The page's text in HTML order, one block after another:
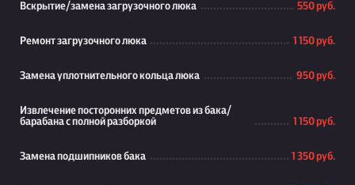
Вскрытие/замена загрузочного люка 550 руб.
Ремонт загрузочного люка 1 150 руб.
Замена уплотнительного кольца люка 950 руб.
Извлечение посторонних предметов из бака/
барабана с полной разборкой
1 150 руб.
Замена подшипников бака 1 350 руб.